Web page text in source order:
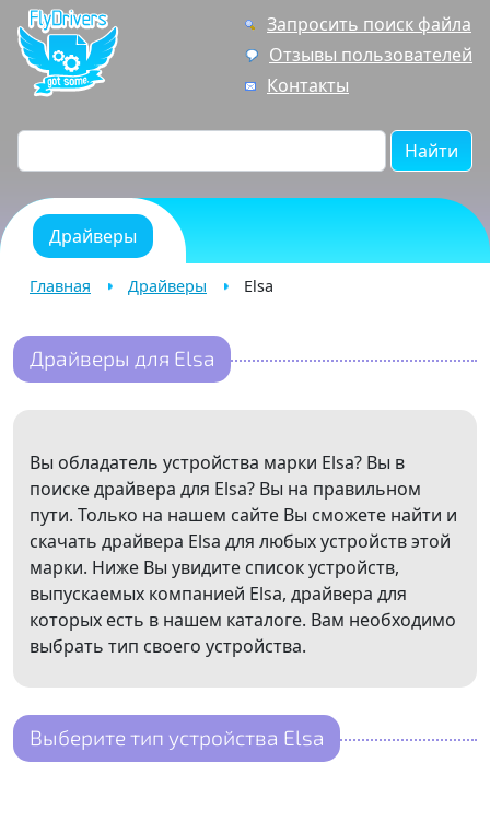
Запросить поиск файла
Отзывы пользователей
Контакты
Найти
Драйверы
Главная Драйверы Elsa
Драйверы для Elsa
Вы обладатель устройства марки Elsa? Вы в
поиске драйвера для Elsa? Вы на правильном
пути. Только на нашем сайте Вы сможете найти и
скачать драйвера Elsa для любых устройств этой
марки. Ниже Вы увидите список устройств,
выпускаемых компанией Elsa, драйвера для
которых есть в нашем каталоге. Вам необходимо
выбрать тип своего устройства.
Выберите тип устройства Elsa